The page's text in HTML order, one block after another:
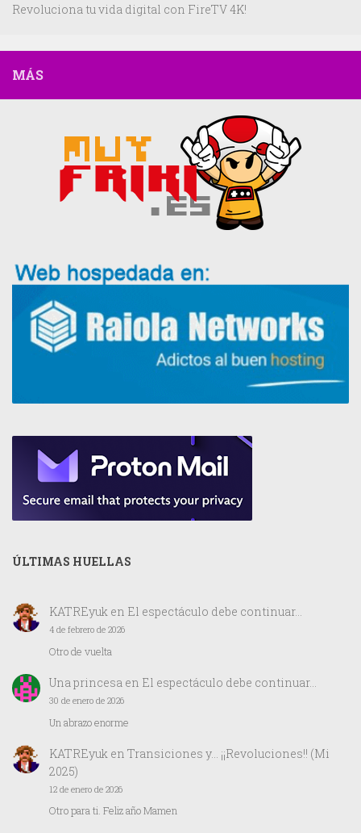
Revoluciona tu vida digital con FireTV 4K!
MÁS
ÚLTIMAS HUELLAS
KATREyuken El espectáculo debe continuar…
4 de febrero de 2026
Otro de vuelta
Una princesaen El espectáculo debe continuar…
30 de enero de 2026
Un abrazo enorme
KATREyuk en Transiciones y… ¡¡Revoluciones!! (Mi
2025)
12 de enero de 2026
Otro para ti. Feliz año Mamen